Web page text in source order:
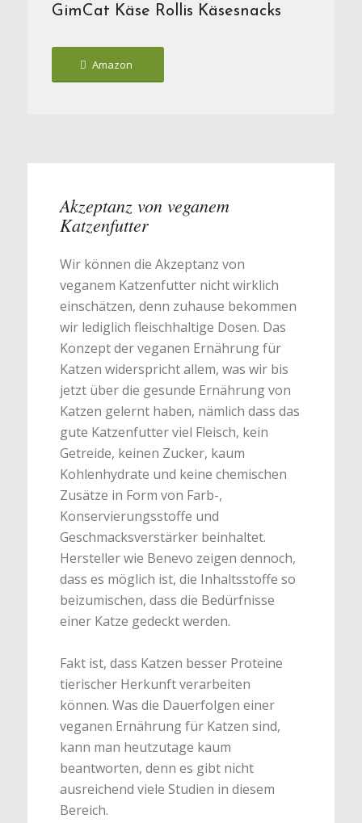
GimCat Käse Rollis Käsesnacks
Amazon
Akzeptanz von veganem
Katzenfutter
Wir können die Akzeptanz von
veganem Katzenfutter nicht wirklich
einschätzen, denn zuhause bekommen
wir lediglich fleischhaltige Dosen. Das
Konzept der veganen Ernährung für
Katzen widerspricht allem, was wir bis
jetzt über die gesunde Ernährung von
Katzen gelernt haben, nämlich dass das
gute Katzenfutter viel Fleisch, kein
Getreide, keinen Zucker, kaum
Kohlenhydrate und keine chemischen
Zusätze in Form von Farb-,
Konservierungsstoffe und
Geschmacksverstärker beinhaltet.
Hersteller wie Benevo zeigen dennoch,
dass es möglich ist, die Inhaltsstoffe so
beizumischen, dass die Bedürfnisse
einer Katze gedeckt werden.
Fakt ist, dass Katzen besser Proteine
tierischer Herkunft verarbeiten
können. Was die Dauerfolgen einer
veganen Ernährung für Katzen sind,
kann man heutzutage kaum
beantworten, denn es gibt nicht
ausreichend viele Studien in diesem
Bereich.